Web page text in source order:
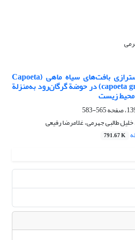
بررسی فعالیت کولین استرازی بافت‌های سیاه ماهی (Capoeta
capoeta gracilis, Keyserling, 1861) در حوضة گرگان‌رود به‌منزلة
زیست
565-583
طالبی جهرمی، غلامرضا رفیعی
791.67 K